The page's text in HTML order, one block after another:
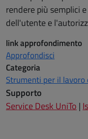
rendere più semplici
dell'utente e
link approfondimento
Approfondisci
Categoria
Strumenti per il lavoro
Supporto
Service Desk UniTo |